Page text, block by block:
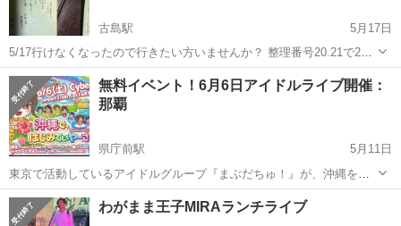
古島駅
5月17日
5/17行けなくなったので行きたい方いませんか？ 整理番号20.21で2枚
有ります！ 受け取り場所は自宅までお願いします 特典使い11000を
10000円でいかがですか？ 2枚セットで19000円で！ 値段交渉致しま
す！...
沖縄 那覇市 古島駅 コンサート/ショー
無料イベント！6月6日アイドルライブ開催：
那覇
県庁前駅
5月11日
東京で活動しているアイドルグループ『まぶだちゅ！』が、沖縄を盛
り上げるために県民無料でライブをします！応援したいのでシェアお
願いします 下記のチケットダイブから、うちなーんちゅチケット【0
沖縄 那覇市 県庁前駅 ライブ
わがまま王子MIRAランチライブ